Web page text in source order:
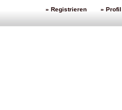
» Registrieren »